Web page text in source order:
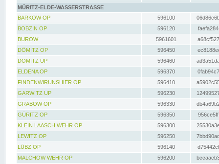
MÜRITZ-ELDE-WASSERSTRASSE
BARKOW OP
596100
BOBZIN OP
596120
BUROW
5961601
DÖMITZ OP
596450
DÖMITZ UP
596460
ELDENA OP
596370
FINDENWIRUNSHIER OP
596410
GARWITZ UP
596230
GRABOW OP
596330
GÜRITZ OP
596350
KLEIN LAASCH WEHR OP
596300
LEWITZ OP
596250
LÜBZ OP
596140
MALCHOW WEHR OP
596200